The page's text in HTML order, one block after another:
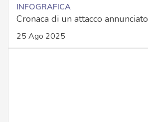
INFOGRAFICA
Cronaca di un attacco annunciato
25 Ago 2025